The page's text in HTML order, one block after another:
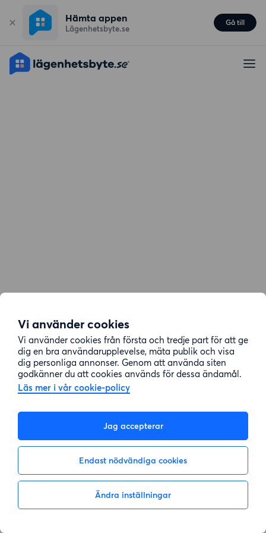
Vi använder cookies
Vi använder cookies från första och tredje part för att ge
dig en bra användarupplevelse, mäta publik och visa
dig personliga annonser. Genom att använda siten
godkänner du att cookies används för dessa ändamål.
Läs mer i vår cookie-policy
Jag accepterar
Endast nödvändiga cookies
Ändra inställningar
Hämta appen
Lägenhetsbyte.se
Gå till